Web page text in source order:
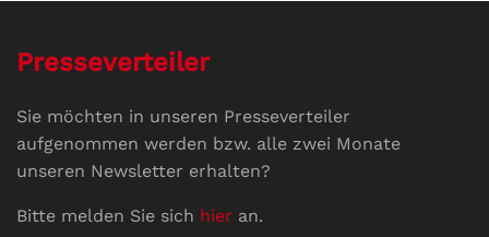
Presseverteiler
Sie möchten in unseren Presseverteiler
aufgenommen werden bzw. alle zwei Monate
unseren Newsletter erhalten?
Bitte melden Sie sich hier an.